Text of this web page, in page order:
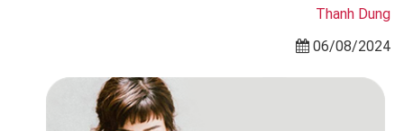
Thanh Dung
06/08/2024